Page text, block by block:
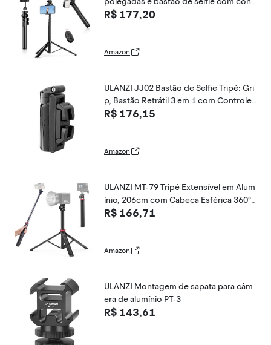
role remoto sem fio, suporte de telefon
ging
R$ 177,20
Amazon
ULANZI JJ02 Bastão de Selfie Tripé: Gri
p, Bastão Retrátil 3 em 1 com Controle
Remoto; Ajuste 360°, Sapatas Frias, Ob
R$ 176,15
Amazon
ULANZI MT-79 Tripé Extensível em Alum
ínio, 206cm com Cabeça Esférica 360°
e Rosca 1/4" para Câmera/Luz/Vídeo/
R$ 166,71
Amazon
ULANZI Montagem de sapata para câm
era de alumínio PT-3
R$ 143,61